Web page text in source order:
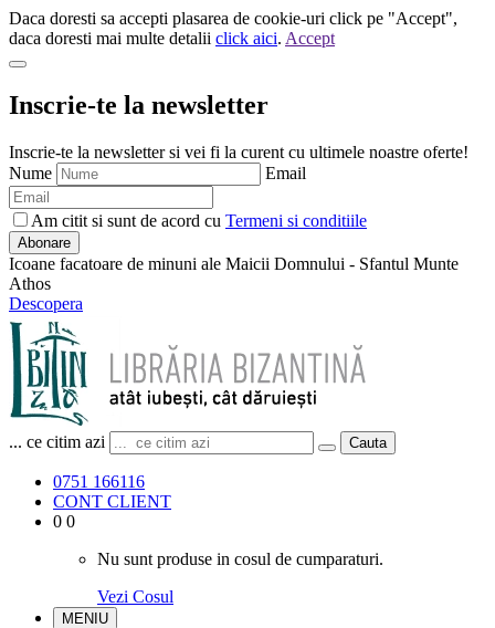
Daca doresti sa accepti plasarea de cookie-uri click pe "Accept",
daca doresti mai multe detalii click aici. Accept
Inscrie-te la newsletter
Inscrie-te la newsletter si vei fi la curent cu ultimele noastre oferte!
Nume
Email
Am citit si sunt de acord cu Termeni si conditiile
Abonare
Icoane facatoare de minuni ale Maicii Domnului - Sfantul Munte
Athos
Descopera
... ce citim azi Cauta
0751 166116
CONT CLIENT
0 0
Nu sunt produse in cosul de cumparaturi.
Vezi Cosul
MENIU